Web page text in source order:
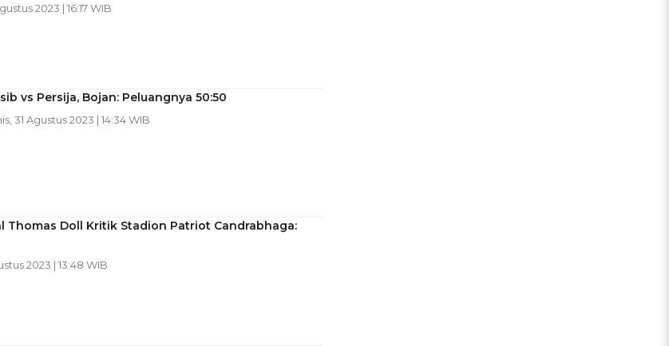
2023 | 16:17 WIB
vs Persija, Bojan: Peluangnya 50:50
31 Agustus 2023 | 14:34 WIB
Thomas Doll Kritik Stadion Patriot Candrabhaga:
2023 | 13:48 WIB